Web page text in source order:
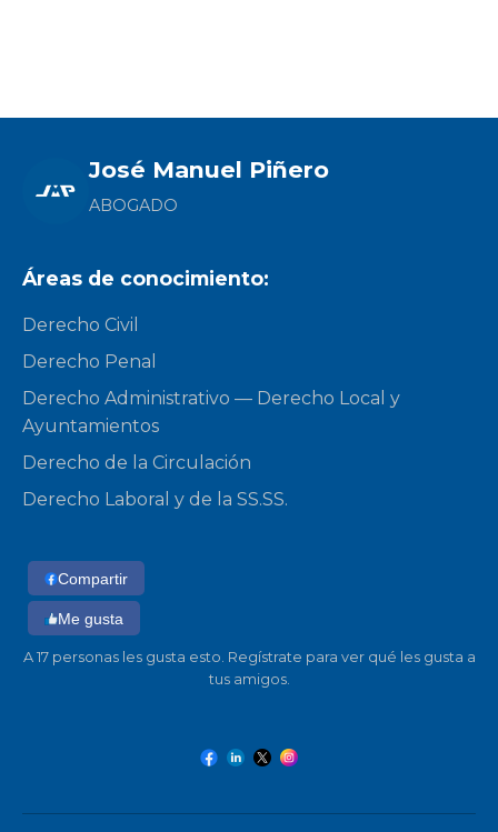
José Manuel Piñero
ABOGADO
Áreas de conocimiento:
Derecho Civil
Derecho Penal
Derecho Administrativo — Derecho Local y
Ayuntamientos
Derecho de la Circulación
Derecho Laboral y de la SS.SS.
Compartir
Me gusta
A 17 personas les gusta esto. Regístrate para ver qué les gusta a
tus amigos.